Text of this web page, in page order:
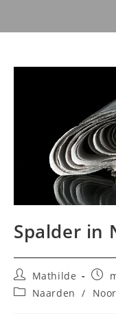
Spalder in
Bericht
auteur:
Mathilde
op:
Berichtcategorie:
Naarden /